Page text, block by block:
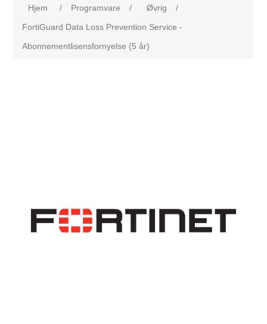
Hjem / Programvare / Øvrig
/
FortiGuard Data Loss Prevention Service -
Abonnementlisensfornyelse (5 år)